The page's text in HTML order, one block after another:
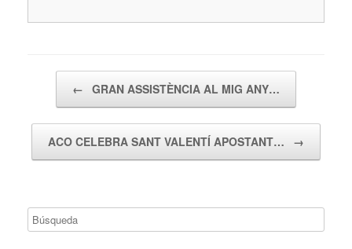
← GRAN ASSISTÈNCIA AL MIG ANY…
ACO CELEBRA SANT VALENTÍ APOSTANT… →